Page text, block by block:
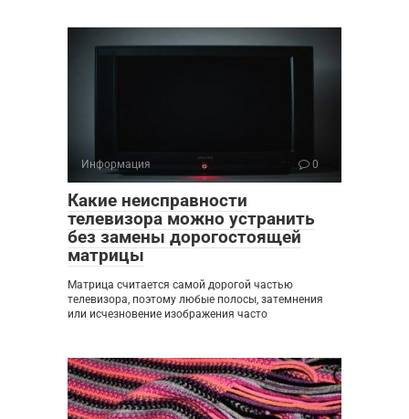
Информация 0
Какие неисправности
телевизора можно устранить
без замены дорогостоящей
матрицы
Матрица считается самой дорогой частью
телевизора, поэтому любые полосы, затемнения
или исчезновение изображения часто